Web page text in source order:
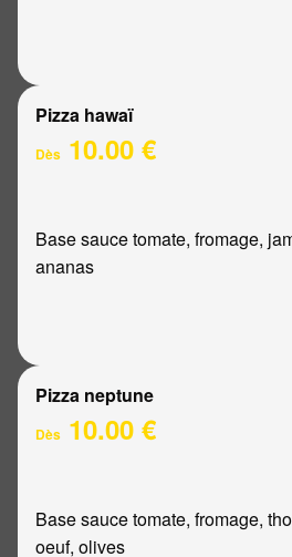
Pizza hawaï
Dès 10.00 €
Base sauce tomate, fromage,
ananas
Pizza neptune
Dès 10.00 €
Base sauce tomate, fromage,
oeuf, olives